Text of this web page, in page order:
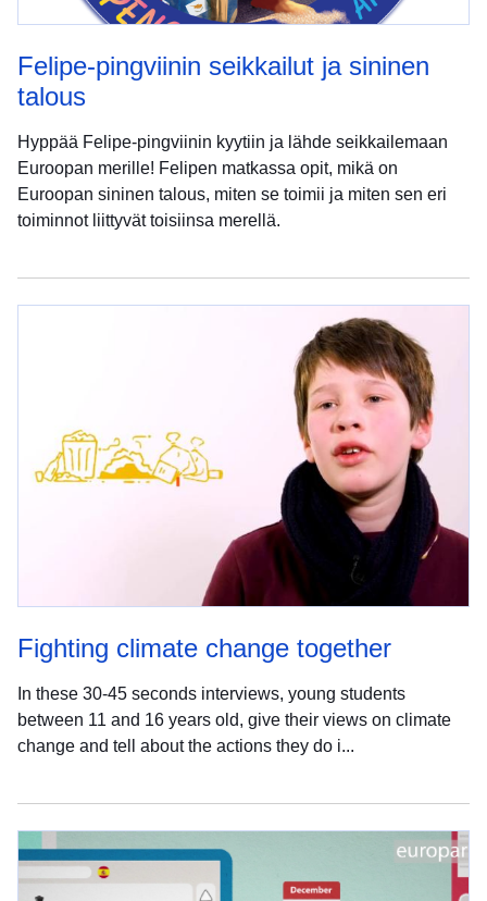
Felipe-pingviinin seikkailut ja sininen
talous
Hyppää Felipe-pingviinin kyytiin ja lähde seikkailemaan
Euroopan merille! Felipen matkassa opit, mikä on
Euroopan sininen talous, miten se toimii ja miten sen eri
toiminnot liittyvät toisiinsa merellä.
Fighting climate change together
In these 30-45 seconds interviews, young students
between 11 and 16 years old, give their views on climate
change and tell about the actions they do i...